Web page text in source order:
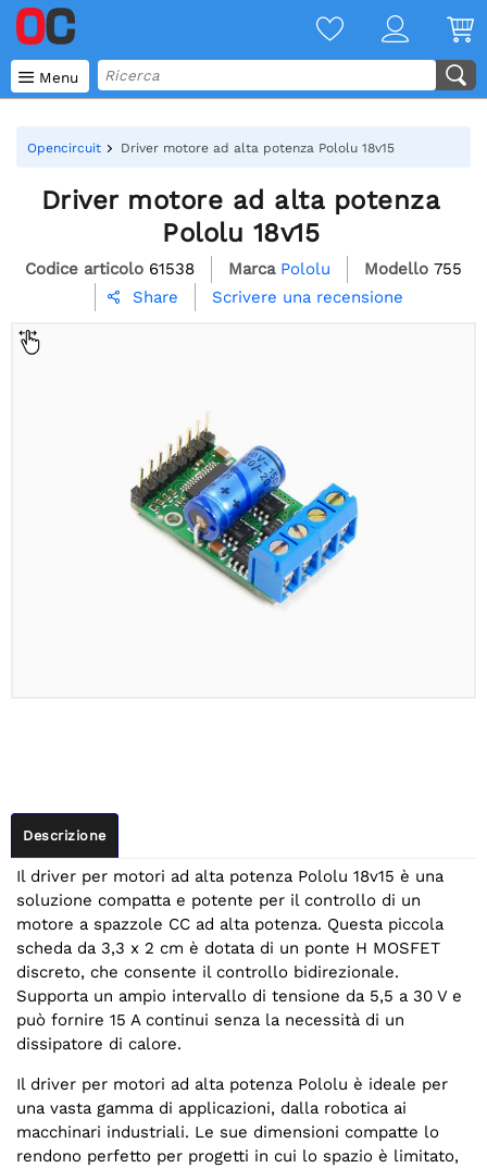
 Menu
Opencircuit Driver motore ad alta potenza Pololu 18v15
Driver motore ad alta potenza
Pololu 18v15
Codice articolo 61538 Marca Pololu Modello 755
 Share Scrivere una recensione
Descrizione
Il driver per motori ad alta potenza Pololu 18v15 è una
soluzione compatta e potente per il controllo di un
motore a spazzole CC ad alta potenza. Questa piccola
scheda da 3,3 x 2 cm è dotata di un ponte H MOSFET
discreto, che consente il controllo bidirezionale.
Supporta un ampio intervallo di tensione da 5,5 a 30 V e
può fornire 15 A continui senza la necessità di un
dissipatore di calore.
Il driver per motori ad alta potenza Pololu è ideale per
una vasta gamma di applicazioni, dalla robotica ai
macchinari industriali. Le sue dimensioni compatte lo
rendono perfetto per progetti in cui lo spazio è limitato,